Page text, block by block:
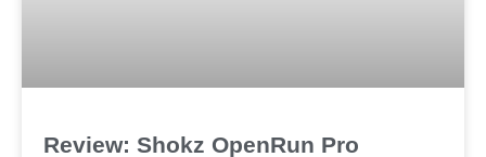
Review: Shokz OpenRun Pro